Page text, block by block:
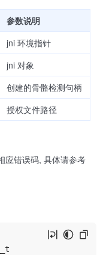
参数说明
jni 环境指针
jni 对象
创建的骨骼检测句柄
授权文件路径
应错误码, 具体请参考